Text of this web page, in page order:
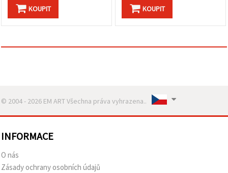
vše
Nastavení
KOUPIT KOUPIT
© 2004 - 2026 EM ART Všechna práva vyhrazena..
INFORMACE
O nás
Zásady ochrany osobních údajů